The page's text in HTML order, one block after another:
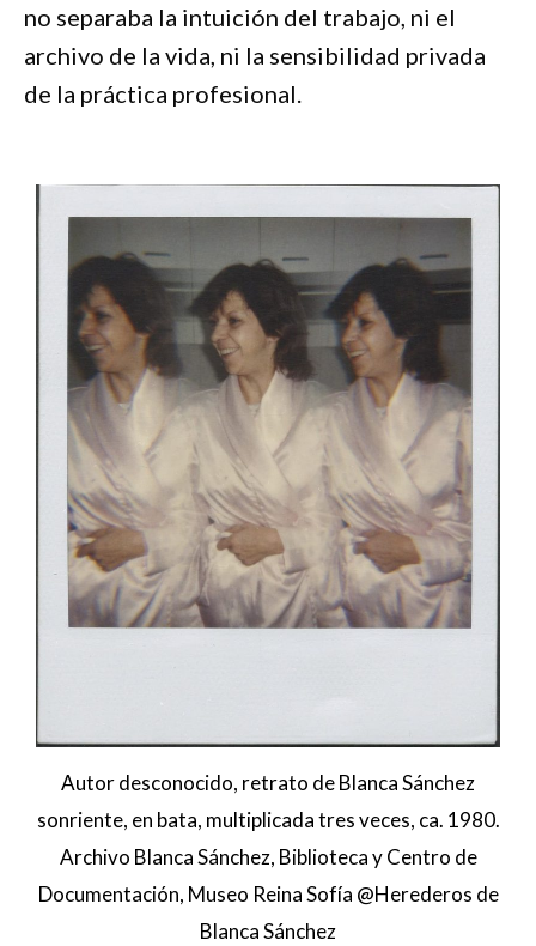
no separaba la intuición del trabajo, ni el
archivo de la vida, ni la sensibilidad privada
de la práctica profesional.
Autor desconocido, retrato de Blanca Sánchez
sonriente, en bata, multiplicada tres veces, ca. 1980.
Archivo Blanca Sánchez, Biblioteca y Centro de
Documentación, Museo Reina Sofía @Herederos de
Blanca Sánchez